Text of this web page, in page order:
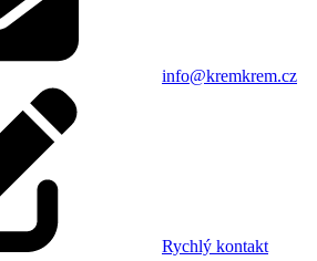
info@kremkrem.cz
Rychlý kontakt